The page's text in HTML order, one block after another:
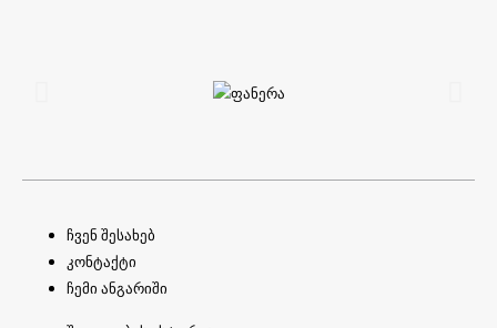
ჩვენ შესახებ
კონტაქტი
ჩემი ანგარიში